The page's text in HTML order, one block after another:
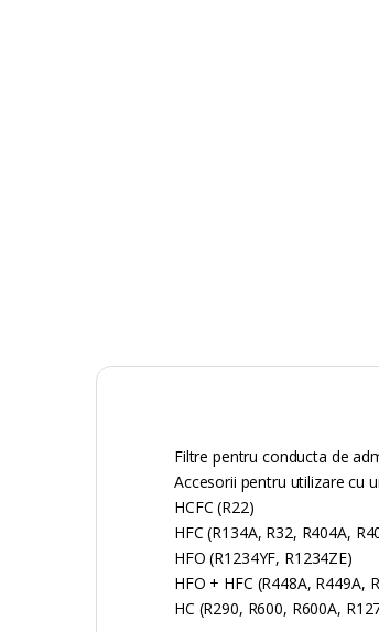
Filtre pentru conducta de
Accesorii pentru utilizare cu
HCFC (R22)
HFC (R134A, R32, R404A,
HFO (R1234YF, R1234ZE)
HFO + HFC (R448A, R449A,
HC (R290, R600, R600A,